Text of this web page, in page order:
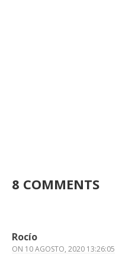
8 COMMENTS
Rocío
ON 10 AGOSTO, 2020 13:26:05